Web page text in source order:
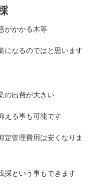
がかかる木等
になるのではと思います
の出費が大きい
える事も可能です
定管理費用は安くなりま
採という事もできます